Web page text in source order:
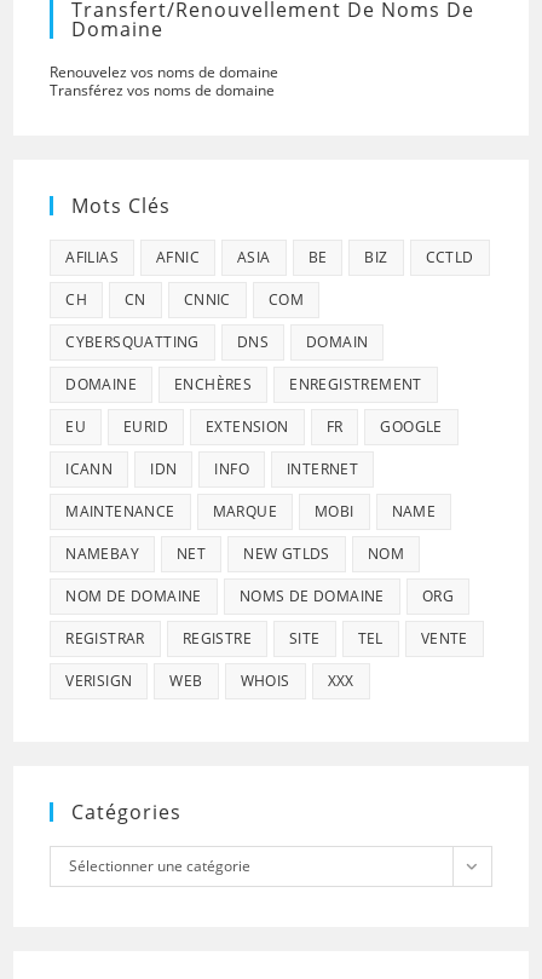
Transfert/renouvellement De Noms De
Domaine
Renouvelez vos noms de domaine
Transférez vos noms de domaine
Mots Clés
AFILIAS AFNIC ASIA BE BIZ CCTLD
CH CN CNNIC COM
CYBERSQUATTING DNS DOMAIN
DOMAINE ENCHÈRES ENREGISTREMENT
EU EURID EXTENSION FR GOOGLE
ICANN IDN INFO INTERNET
MAINTENANCE MARQUE MOBI NAME
NAMEBAY NET NEW GTLDS NOM
NOM DE DOMAINE NOMS DE DOMAINE ORG
REGISTRAR REGISTRE SITE TEL VENTE
VERISIGN WEB WHOIS XXX
Catégories
Catégories
Sélectionner une catégorie